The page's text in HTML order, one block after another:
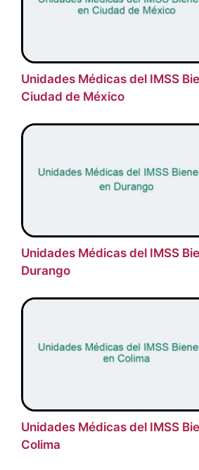
Unidades Médicas del IMSS
Ciudad de México
Unidades Médicas del IMSS
Durango
Unidades Médicas del IMSS
Colima